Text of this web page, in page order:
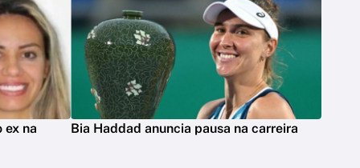
ex na
Bia Haddad anuncia pausa na carreira